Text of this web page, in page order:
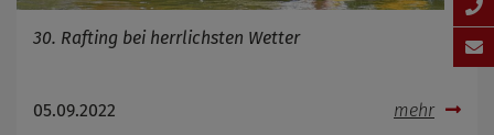
30. Rafting bei herrlichsten Wetter
05.09.2022 mehr